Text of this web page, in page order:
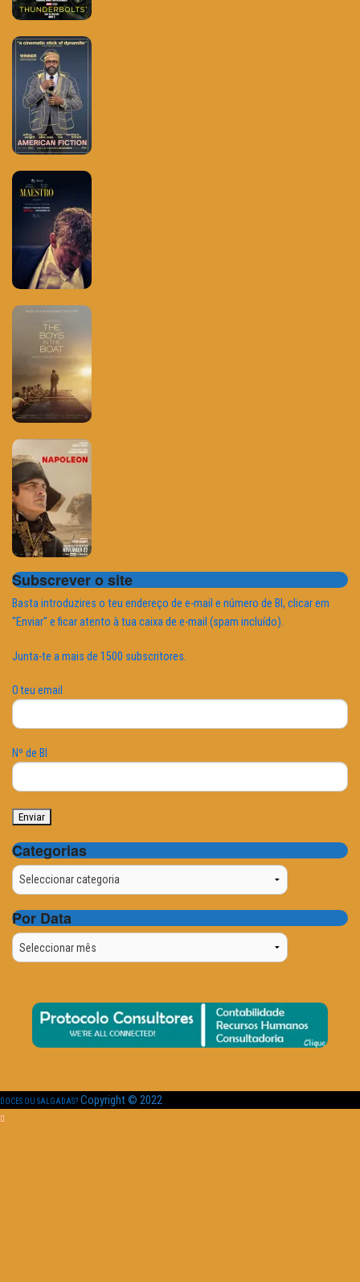
Subscrever o site
Basta introduzires o teu endereço de e-mail e número de BI, clicar em
"Enviar" e ficar atento à tua caixa de e-mail (spam incluído).
Junta-te a mais de 1500 subscritores.
O teu email
Nº de BI
Categorias
Categorias
Por Data
Por
Data
DOCES OU SALGADAS? Copyright © 2022